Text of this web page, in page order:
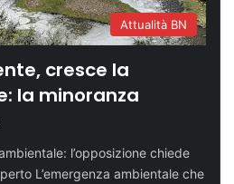
Attualità BN
cresce la
la minoranza
l’opposizione chiede
L’emergenza ambientale che